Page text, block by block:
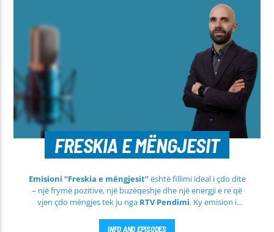
FRESKIA E MËNGJESIT
Emisioni “Freskia e mëngjesit”është fillimi ideal i çdo dite
– një frymë pozitive, një buzëqeshje dhe një energji e re që
vjen çdo mëngjes tek ju nga RTV Pendimi. Ky emision i
informues dhe më të ngrohtë, duke ju shoqëruar në orët e
INFO AND EPISODES